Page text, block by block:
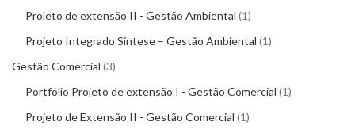
Projeto de extensão II - Gestão Ambiental 1
Projeto Integrado Síntese – Gestão Ambiental 1
Gestão Comercial 3
Portfólio Projeto de extensão I - Gestão Comercial 1
Projeto de Extensão II - Gestão Comercial 1